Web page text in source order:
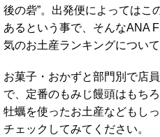
後の砦”。出発便によってはこ
あるという事で、そんなANA
気のお土産ランキングについて
お菓子・おかずと部門別で店
で、定番のもみじ饅頭はもち
牡蠣を使ったお土産などもし
チェックしてみてください。